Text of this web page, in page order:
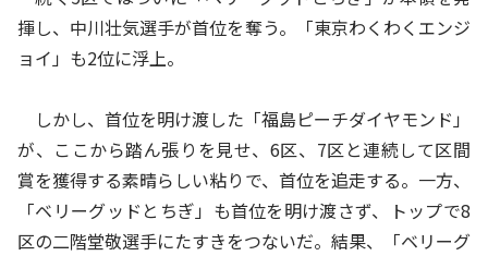
揮し、中川壮気選手が首位を奪う。「東京わくわくエンジ
ョイ」も2位に浮上。
しかし、首位を明け渡した「福島ピーチダイヤモンド」
が、ここから踏ん張りを見せ、6区、7区と連続して区間
賞を獲得する素晴らしい粘りで、首位を追走する。一方、
「ベリーグッドとちぎ」も首位を明け渡さず、トップで8
区の二階堂敬選手にたすきをつないだ。結果、「ベリーグ